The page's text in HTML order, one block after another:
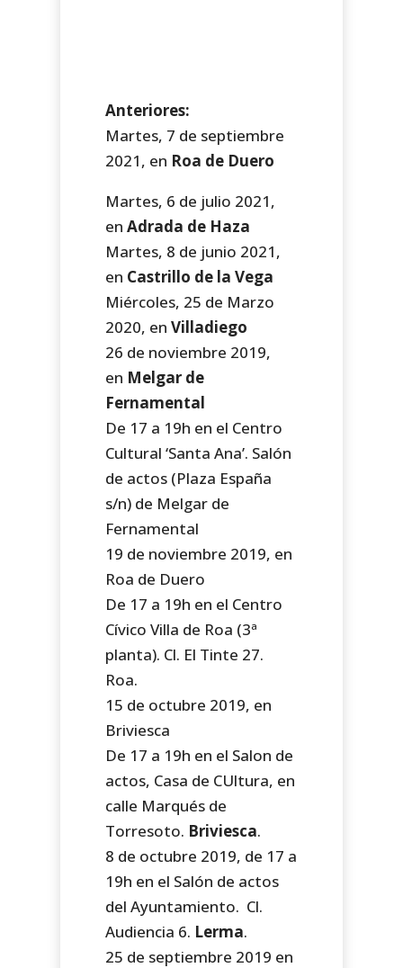
Anteriores:
Martes, 7 de septiembre
2021, en Roa de Duero
Martes, 6 de julio 2021,
enAdrada de Haza
Martes, 8 de junio 2021,
en Castrillo de la Vega
Miércoles, 25 de Marzo
2020, enVilladiego
26 de noviembre 2019,
en Melgar de
Fernamental
De 17 a 19h en el Centro
Cultural ‘Santa Ana’. Salón
de actos (Plaza España
s/n) de Melgar de
Fernamental
19 de noviembre 2019, en
Roa de Duero
De 17 a 19h en el Centro
Cívico Villa de Roa (3ª
planta). Cl. El Tinte 27.
Roa.
15 de octubre 2019, en
Briviesca
De 17 a 19h en el Salon de
actos, Casa de CUltura, en
calle Marqués de
Torresoto. Briviesca.
8 de octubre 2019, de 17 a
19h en el Salón de actos
del Ayuntamiento. Cl.
Audiencia 6. Lerma.
25 de septiembre 2019 en